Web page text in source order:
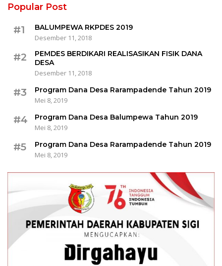
Popular Post
#1
BALUMPEWA RKPDES 2019
Desember 11, 2018
#2
PEMDES BERDIKARI REALISASIKAN FISIK DANA
DESA
Desember 11, 2018
#3
Program Dana Desa Rarampadende Tahun 2019
Mei 8, 2019
#4
Program Dana Desa Balumpewa Tahun 2019
Mei 8, 2019
#5
Program Dana Desa Rarampadende Tahun 2019
Mei 8, 2019